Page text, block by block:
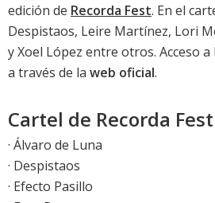
edición de Recorda Fest. En el
Despistaos, Leire Martínez, Lori
y Xoel López entre otros. Acceso a
a través de la web oficial.
Cartel de Recorda
· Álvaro de Luna
· Despistaos
· Efecto Pasillo